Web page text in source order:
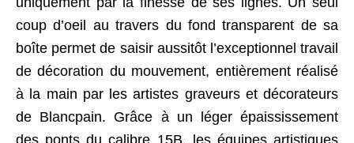
coup d’oeil au travers du fond transparent de sa
boîte permet de saisir aussitôt l’exceptionnel travail
de décoration du mouvement, entièrement réalisé
à la main par les artistes graveurs et décorateurs
de Blancpain. Grâce à un léger épaississement
des ponts du calibre 15B, les équipes artistiques